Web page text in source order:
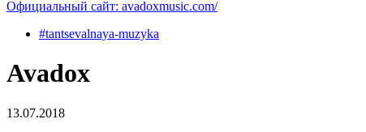
Официальный сайт: avadoxmusic.com/
#tantsevalnaya-muzyka
Avadox
13.07.2018